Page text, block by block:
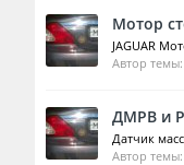
Мотор
JAGUAR
Автор темы:
ДМРВ и
Датчик
Автор темы: